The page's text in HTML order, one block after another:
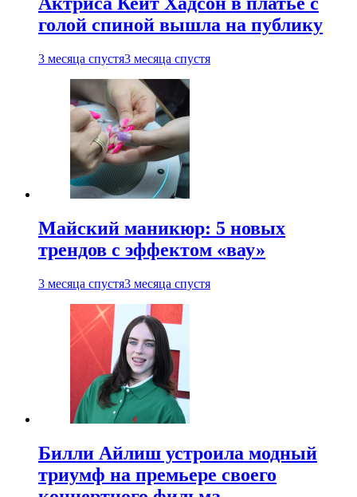
голой спиной вышла на публику
3 месяца спустя3 месяца спустя
Майский маникюр: 5 новых
трендов с эффектом «вау»
3 месяца спустя3 месяца спустя
Билли Айлиш устроила модный
триумф на премьере своего